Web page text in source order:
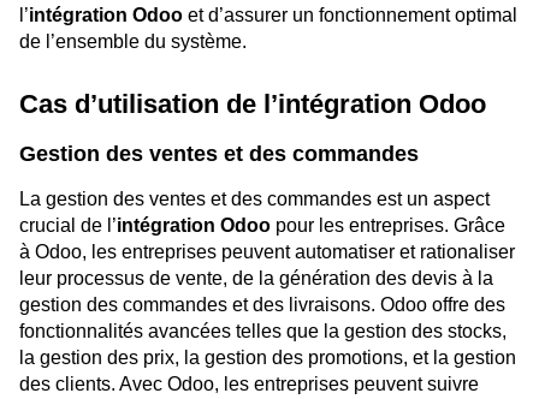
l’intégration Odoo et d’assurer un fonctionnement optimal
de l’ensemble du système.
Cas d’utilisation de l’intégration Odoo
Gestion des ventes et des commandes
La gestion des ventes et des commandes est un aspect
crucial de l’intégration Odoo pour les entreprises. Grâce
à Odoo, les entreprises peuvent automatiser et rationaliser
leur processus de vente, de la génération des devis à la
gestion des commandes et des livraisons. Odoo offre des
fonctionnalités avancées telles que la gestion des stocks,
la gestion des prix, la gestion des promotions, et la gestion
des clients. Avec Odoo, les entreprises peuvent suivre